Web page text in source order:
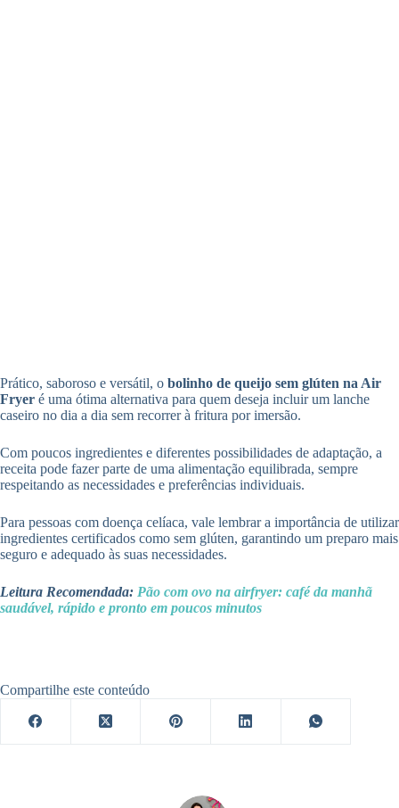
Prático, saboroso e versátil, o bolinho de queijo sem glúten na Air
Fryer é uma ótima alternativa para quem deseja incluir um lanche
caseiro no dia a dia sem recorrer à fritura por imersão.
Com poucos ingredientes e diferentes possibilidades de adaptação, a
receita pode fazer parte de uma alimentação equilibrada, sempre
respeitando as necessidades e preferências individuais.
Para pessoas com doença celíaca, vale lembrar a importância de utilizar
ingredientes certificados como sem glúten, garantindo um preparo mais
seguro e adequado às suas necessidades.
Leitura Recomendada: Pão com ovo na airfryer: café da manhã
saudável, rápido e pronto em poucos minutos
Compartilhe este conteúdo